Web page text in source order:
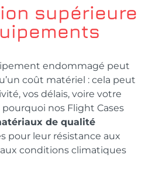
supérieure
endommagé peut
coût matériel : cela peut
vos délais, voire votre
pourquoi nos Flight Cases
de qualité
pour leur résistance aux
conditions climatiques